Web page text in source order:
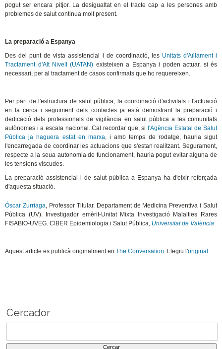
pogut ser encara pitjor. La desigualtat en el tracte cap a les persones amb
problemes de salut continua molt present.
La preparació a Espanya
Des del punt de vista assistencial i de coordinació, les Unitats d'Aïllament i
Tractament d'Alt Nivell (UATAN) existeixen a Espanya i poden actuar, si és
necessari, per al tractament de casos confirmats que ho requereixen.
Per part de l'estructura de salut pública, la coordinació d'activitats i l'actuació
en la cerca i seguiment dels contactes ja està demostrant la preparació i
dedicació dels professionals de vigilància en salut pública a les comunitats
autònomes i a escala nacional. Cal recordar que, sil'Agència Estatal de Salut
Pública ja haguera estat en marxa , i amb temps de rodatge, hauria sigut
l'encarregada de coordinar les actuacions que s'estan realitzant. Segurament,
respecte a la seua autonomia de funcionament, hauria pogut evitar alguna de
les tensions viscudes.
La preparació assistencial i de salut pública a Espanya ha d'eixir reforçada
d'aquesta situació.
Óscar Zurriaga, Professor Titular. Departament de Medicina Preventiva i Salut
Pública (UV). Investigador emèrit-Unitat Mixta Investigació Malalties Rares
FISABIO-UVEG. CIBER Epidemiologia i Salut Pública, Universitat de València
Aquest article es publicà originalment enThe Conversation. Llegiu l'original .
Cercador